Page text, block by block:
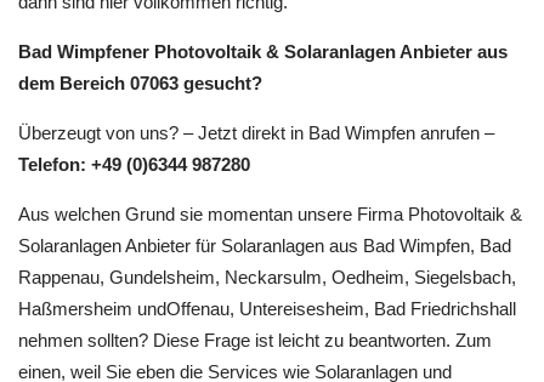
dann sind hier vollkommen richtig.
dem Bereich 07063 gesucht?
Telefon: +49 (0)6344 987280
Aus welchen Grund sie momentan unsere Firma Photovoltaik &
Solaranlagen Anbieter für Solaranlagen aus Bad Wimpfen, Bad
Rappenau, Gundelsheim, Neckarsulm, Oedheim, Siegelsbach,
Haßmersheim undOffenau, Untereisesheim, Bad Friedrichshall